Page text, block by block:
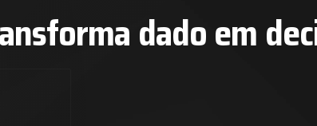
dado em